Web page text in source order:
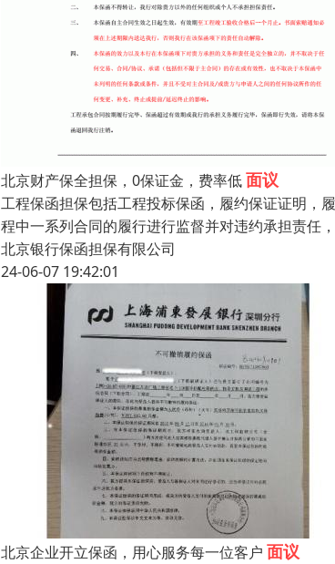
北京财产保全担保，0保证金，费率低面议
工程保函担保包括工程投标保函，履约保证证明，
程中一系列合同的履行进行监督并对违约承担责任
北京银行保函担保有限公司
24-06-07 19:42:01
北京企业开立保函，用心服务每一位客户 面议